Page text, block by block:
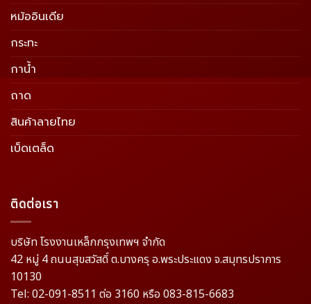
หม้ออินเดีย
กระทะ
กาน้ำ
ถาด
สินค้าลายไทย
เบ็ดเตล็ด
ติดต่อเรา
บริษัท โรงงานเหล็กกรุงเทพฯ จำกัด
42 หมู่ 4 ถนนสุขสวัสดิ์ ต.บางครุ อ.พระประแดง จ.สมุทรปราการ
10130
Tel: 02-091-8511 ต่อ 3160 หรือ 083-815-6683